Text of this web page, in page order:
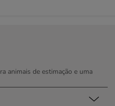
animais de estimação e uma